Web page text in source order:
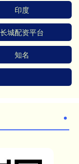
印度
长城配资平台
知名